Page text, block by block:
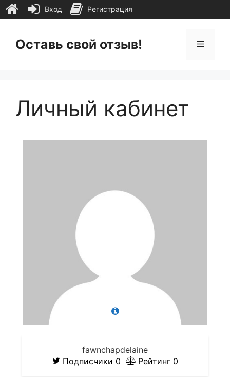
содержимому
Оставь свой отзыв! Меню
Личный кабинет
fawnchapdelaine
Подписчики 0 Рейтинг 0
Вход Регистрация